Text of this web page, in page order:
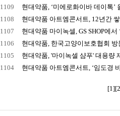
1109
현대약품, ‘미에로화이바 데이톡’
1108
현대약품 아트엠콘서트, 12년간
1107
현대약품 마이녹셀, GS SHOP에서
1106
현대약품, 한국고양이보호협회 방
1105
현대약품, '마이녹셀 샴푸' 대용량
1104
현대약품 아트엠콘서트, ‘임도경
[1]